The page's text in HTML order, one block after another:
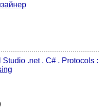
.net , C# . Protocols :